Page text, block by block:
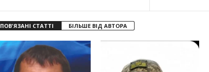
ПОВ'ЯЗАНІ СТАТТІ БІЛЬШЕ ВІД АВТОРА